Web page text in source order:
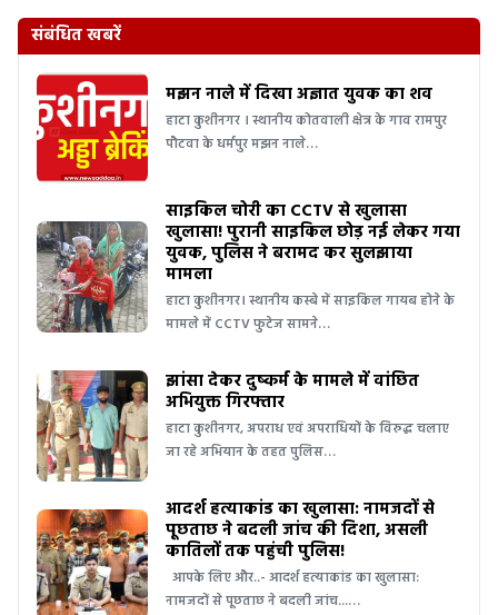
संबंधित खबरें
मझन नाले में दिखा अज्ञात युवक का शव
हाटा कुशीनगर । स्थानीय कोतवाली क्षेत्र के गाव रामपुर
पौटवा के धर्मपुर मझन नाले…
साइकिल चोरी का CCTV से खुलासा
खुलासा! पुरानी साइकिल छोड़ नई लेकर गया
युवक, पुलिस ने बरामद कर सुलझाया
मामला
हाटा कुशीनगर। स्थानीय कस्बे में साइकिल गायब होने के
मामले में CCTV फुटेज सामने…
झांसा देकर दुष्कर्म के मामले में वांछित
अभियुक्त गिरफ्तार
हाटा कुशीनगर, अपराध एवं अपराधियों के विरुद्ध चलाए
जा रहे अभियान के तहत पुलिस…
आदर्श हत्याकांड का खुलासा: नामजदों से
पूछताछ ने बदली जांच की दिशा, असली
कातिलों तक पहुंची पुलिस!
आपके लिए और..- आदर्श हत्याकांड का खुलासा:
नामजदों से पूछताछ ने बदली जांच...…